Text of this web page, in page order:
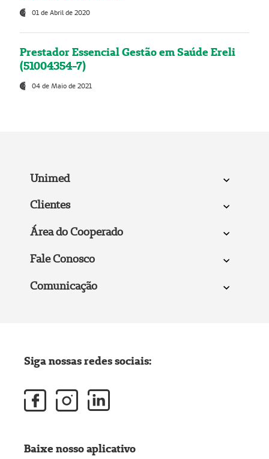
01 de Abril de 2020
Prestador Essencial Gestão em Saúde Ereli
(51004354-7)
04 de Maio de 2021
Unimed
Clientes
Área do Cooperado
Fale Conosco
Comunicação
Siga nossas redes sociais:
Baixe nosso aplicativo